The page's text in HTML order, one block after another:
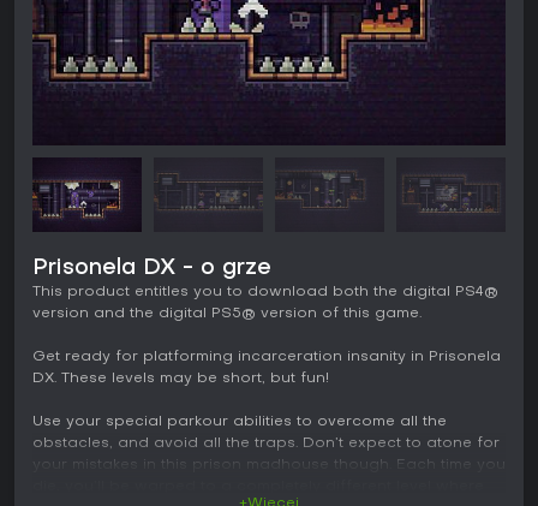
Prisonela DX - o grze
This product entitles you to download both the digital PS4®
version and the digital PS5® version of this game.
Get ready for platforming incarceration insanity in Prisonela
DX. These levels may be short, but fun!
Use your special parkour abilities to overcome all the
obstacles, and avoid all the traps. Don’t expect to atone for
your mistakes in this prison madhouse though. Each time you